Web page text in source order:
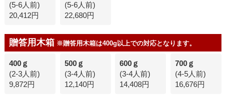
(5-6人前)
20,412円
(5-6人前)
22,680円
贈答用木箱 ※贈答用木箱は400g以上での対応となります。
400ｇ
(2-3人前)
9,872円
500ｇ
(3-4人前)
12,140円
600ｇ
(3-4人前)
14,408円
700ｇ
(4-5人前)
16,676円